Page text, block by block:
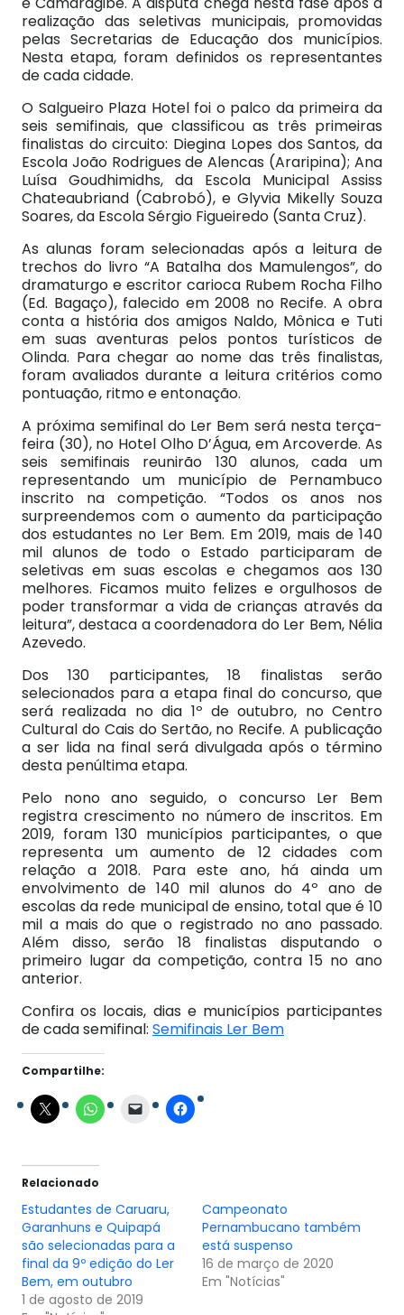
realização das seletivas municipais, promovidas
pelas Secretarias de Educação dos municípios.
Nesta etapa, foram definidos os representantes
de cada cidade.
O Salgueiro Plaza Hotel foi o palco da primeira da
seis semifinais, que classificou as três primeiras
finalistas do circuito: Diegina Lopes dos Santos, da
Escola João Rodrigues de Alencas (Araripina); Ana
Luísa Goudhimidhs, da Escola Municipal Assiss
Chateaubriand (Cabrobó), e Glyvia Mikelly Souza
Soares, da Escola Sérgio Figueiredo (Santa Cruz).
As alunas foram selecionadas após a leitura de
trechos do livro “A Batalha dos Mamulengos”, do
dramaturgo e escritor carioca Rubem Rocha Filho
(Ed. Bagaço), falecido em 2008 no Recife. A obra
conta a história dos amigos Naldo, Mônica e Tuti
em suas aventuras pelos pontos turísticos de
Olinda. Para chegar ao nome das três finalistas,
foram avaliados durante a leitura critérios como
pontuação, ritmo e entonação.
A próxima semifinal do Ler Bem será nesta terça-
feira (30), no Hotel Olho D’Água, em Arcoverde. As
seis semifinais reunirão 130 alunos, cada um
representando um município de Pernambuco
inscrito na competição. “Todos os anos nos
surpreendemos com o aumento da participação
dos estudantes no Ler Bem. Em 2019, mais de 140
mil alunos de todo o Estado participaram de
seletivas em suas escolas e chegamos aos 130
melhores. Ficamos muito felizes e orgulhosos de
poder transformar a vida de crianças através da
leitura”, destaca a coordenadora do Ler Bem, Nélia
Azevedo.
Dos 130 participantes, 18 finalistas serão
selecionados para a etapa final do concurso, que
será realizada no dia 1º de outubro, no Centro
Cultural do Cais do Sertão, no Recife. A publicação
a ser lida na final será divulgada após o término
desta penúltima etapa.
Pelo nono ano seguido, o concurso Ler Bem
registra crescimento no número de inscritos. Em
2019, foram 130 municípios participantes, o que
representa um aumento de 12 cidades com
relação a 2018. Para este ano, há ainda um
envolvimento de 140 mil alunos do 4º ano de
escolas da rede municipal de ensino, total que é 10
mil a mais do que o registrado no ano passado.
Além disso, serão 18 finalistas disputando o
primeiro lugar da competição, contra 15 no ano
anterior.
Confira os locais, dias e municípios participantes
de cada semifinal: Semifinais Ler Bem
Compartilhe:
Relacionado
Estudantes de Caruaru,
Garanhuns e Quipapá
são selecionadas para a
final da 9º edição do Ler
Bem, em outubro
1 de agosto de 2019
Campeonato
Pernambucano também
está suspenso
16 de março de 2020
Em "Notícias"